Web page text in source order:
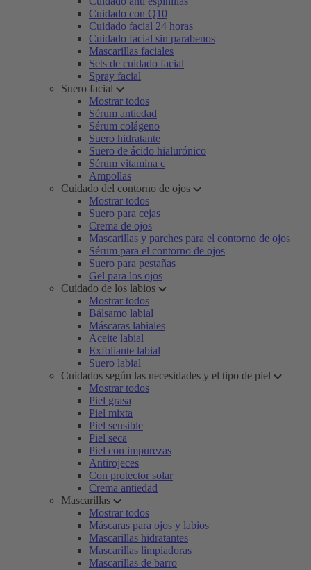
Cuidado con Q10
Cuidado facial 24 horas
Cuidado facial sin parabenos
Mascarillas faciales
Sets de cuidado facial
Spray facial
Suero facial
Mostrar todos
Sérum antiedad
Sérum colágeno
Suero hidratante
Suero de ácido hialurónico
Sérum vitamina c
Ampollas
Cuidado del contorno de ojos
Mostrar todos
Suero para cejas
Crema de ojos
Mascarillas y parches para el contorno de ojos
Sérum para el contorno de ojos
Suero para pestañas
Gel para los ojos
Cuidado de los labios
Mostrar todos
Bálsamo labial
Máscaras labiales
Aceite labial
Exfoliante labial
Suero labial
Cuidados según las necesidades y el tipo de piel
Mostrar todos
Piel grasa
Piel mixta
Piel sensible
Piel seca
Piel con impurezas
Antirojeces
Con protector solar
Crema antiedad
Mascarillas
Mostrar todos
Máscaras para ojos y labios
Mascarillas hidratantes
Mascarillas limpiadoras
Mascarillas de barro